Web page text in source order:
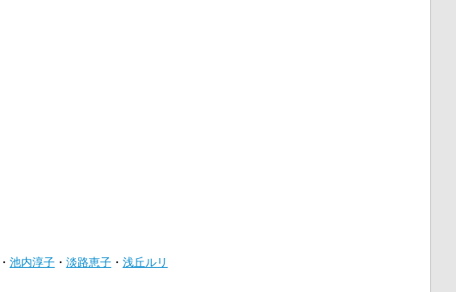
池内淳子・ 淡路恵子・ 浅丘ルリ